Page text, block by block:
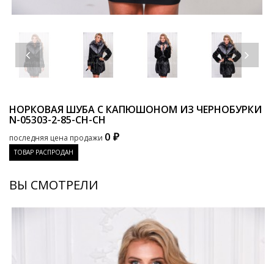
НОРКОВАЯ ШУБА С КАПЮШОНОМ ИЗ ЧЕРНОБУРКИ
N-05303-2-85-CH-CH
последняя цена продажи 0 ₽
ТОВАР РАСПРОДАН
ВЫ СМОТРЕЛИ